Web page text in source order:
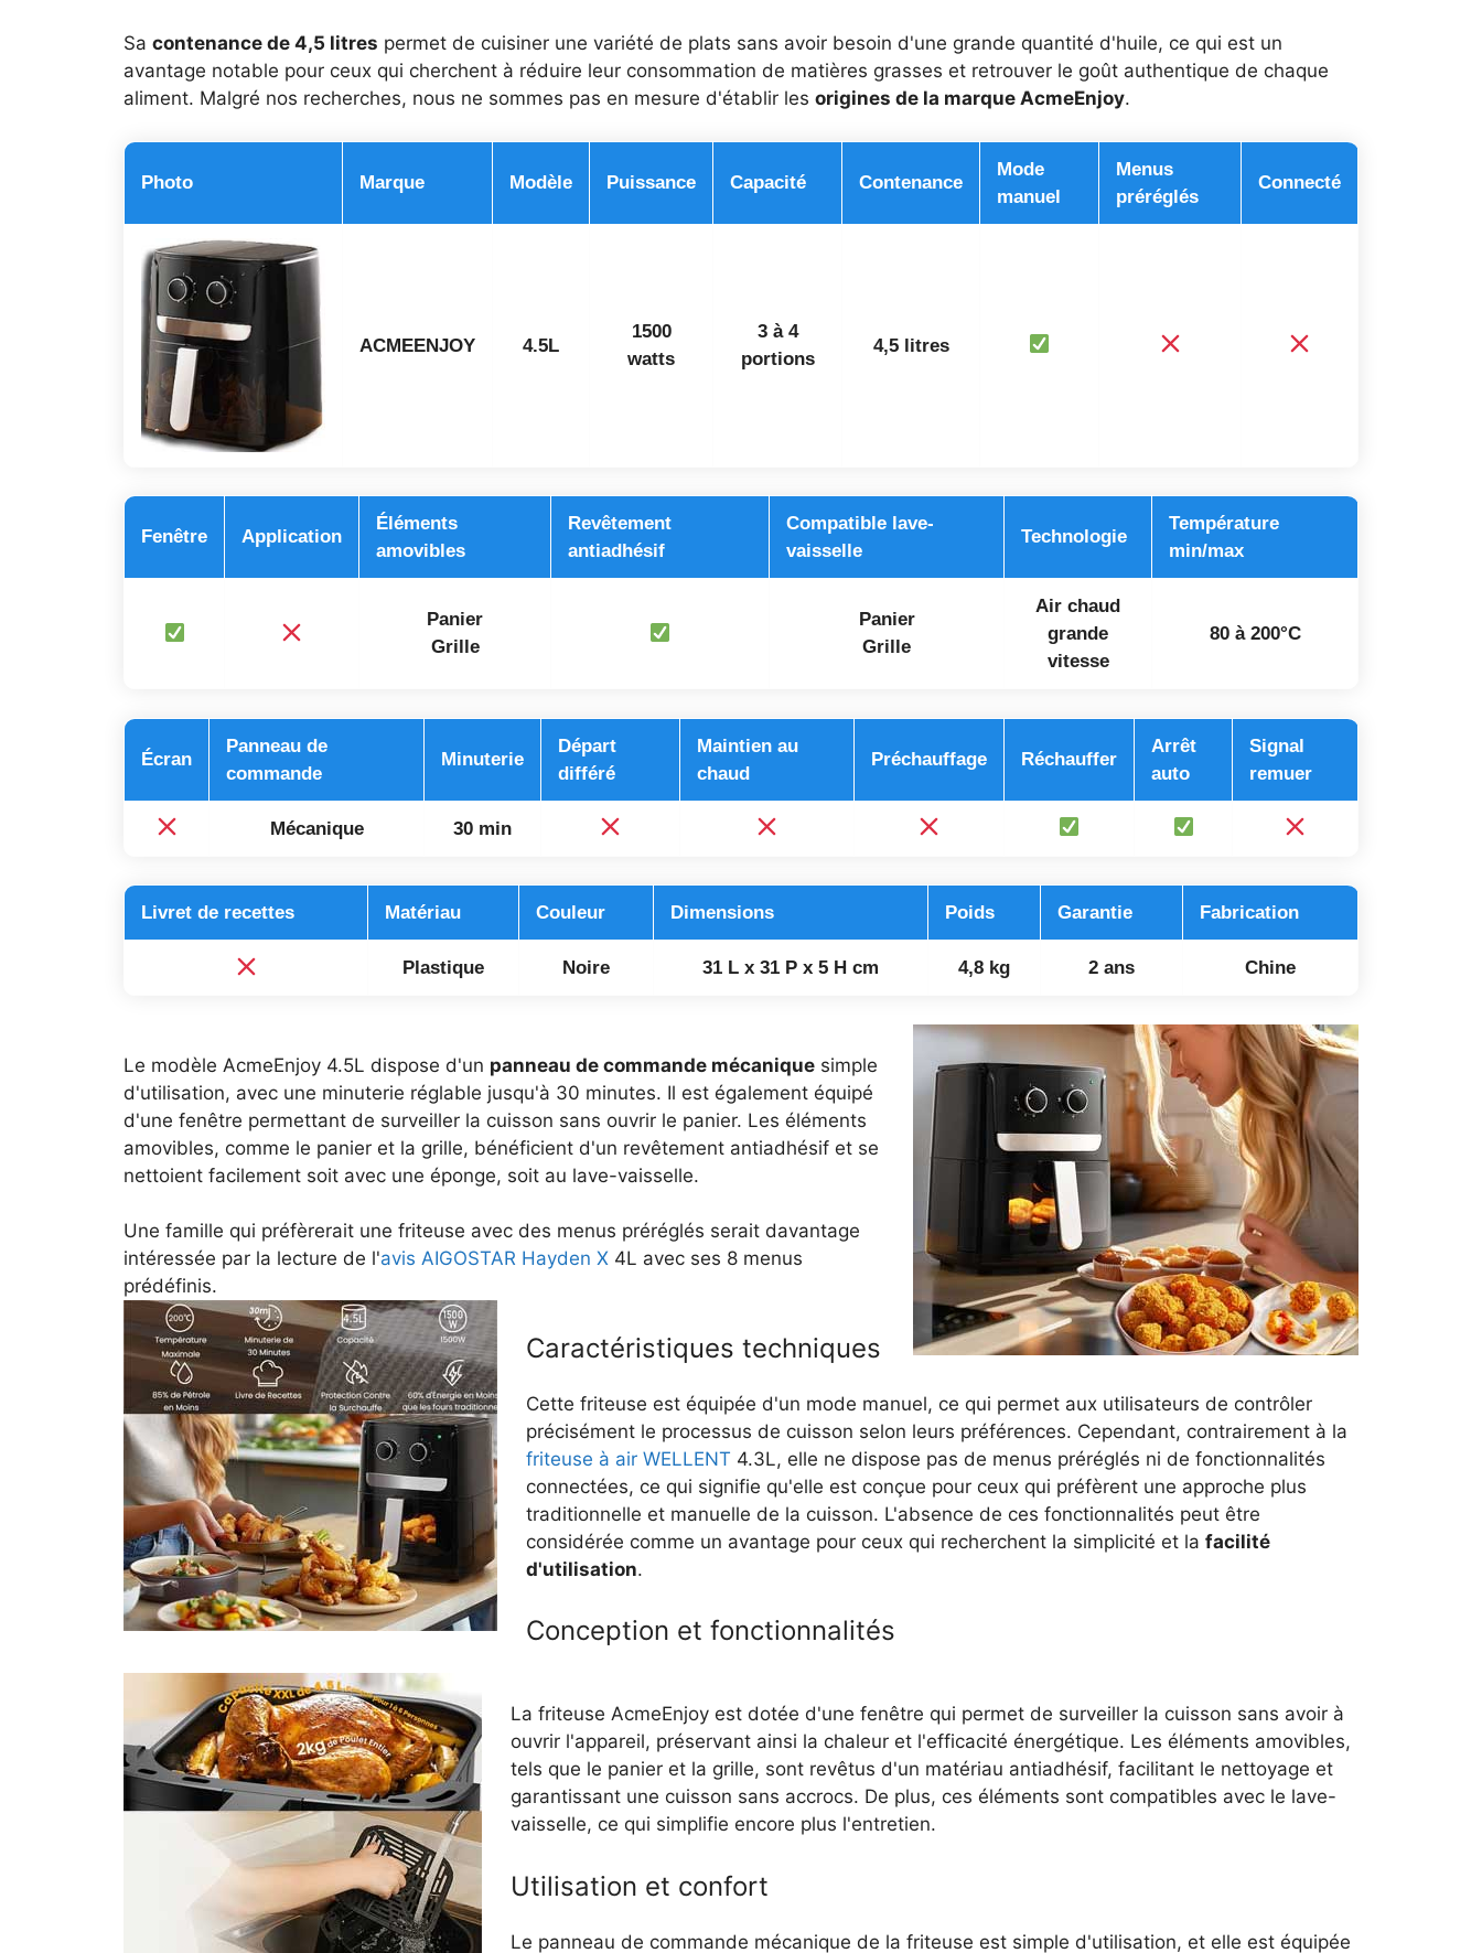
Sa contenance de 4,5 litres permet de cuisiner une variété de plats sans avoir besoin d'une grande quantité d'huile, ce qui est un
avantage notable pour ceux qui cherchent à réduire leur consommation de matières grasses et retrouver le goût authentique de chaque
aliment. Malgré nos recherches, nous ne sommes pas en mesure d'établir les origines de la marque AcmeEnjoy.
Photo Marque Modèle Puissance Capacité Contenance
Mode
manuel
Menus
préréglés
Connecté
ACMEENJOY 4.5L
1500
watts
3 à 4
portions
4,5 litres
Fenêtre Application
Éléments
amovibles
Revêtement
antiadhésif
Compatible lave-
vaisselle
Technologie
Température
min/max
Panier
Grille
Panier
Grille
Air chaud
grande
vitesse
80 à 200°C
Écran
Panneau de
commande
Minuterie
Départ
différé
Maintien au
chaud
Préchauffage Réchauffer
Arrêt
auto
Signal
remuer
Mécanique 30 min
Livret de recettes Matériau Couleur Dimensions Poids Garantie Fabrication
Plastique Noire 31 L x 31 P x 5 H cm 4,8 kg 2 ans Chine
Le modèle AcmeEnjoy 4.5L dispose d'un panneau de commande mécanique simple
d'utilisation, avec une minuterie réglable jusqu'à 30 minutes. Il est également équipé
d'une fenêtre permettant de surveiller la cuisson sans ouvrir le panier. Les éléments
amovibles, comme le panier et la grille, bénéficient d'un revêtement antiadhésif et se
nettoient facilement soit avec une éponge, soit au lave-vaisselle.
Une famille qui préfèrerait une friteuse avec des menus préréglés serait davantage
intéressée par la lecture de l'avis AIGOSTAR Hayden X 4L avec ses 8 menus
prédéfinis.
Caractéristiques techniques
Cette friteuse est équipée d'un mode manuel, ce qui permet aux utilisateurs de contrôler
précisément le processus de cuisson selon leurs préférences. Cependant, contrairement à la
friteuse à air WELLENT 4.3L, elle ne dispose pas de menus préréglés ni de fonctionnalités
connectées, ce qui signifie qu'elle est conçue pour ceux qui préfèrent une approche plus
traditionnelle et manuelle de la cuisson. L'absence de ces fonctionnalités peut être
considérée comme un avantage pour ceux qui recherchent la simplicité et la facilité
d'utilisation.
Conception et fonctionnalités
La friteuse AcmeEnjoy est dotée d'une fenêtre qui permet de surveiller la cuisson sans avoir à
ouvrir l'appareil, préservant ainsi la chaleur et l'efficacité énergétique. Les éléments amovibles,
tels que le panier et la grille, sont revêtus d'un matériau antiadhésif, facilitant le nettoyage et
garantissant une cuisson sans accrocs. De plus, ces éléments sont compatibles avec le lave-
vaisselle, ce qui simplifie encore plus l'entretien.
Utilisation et confort
Le panneau de commande mécanique de la friteuse est simple d'utilisation, et elle est équipée